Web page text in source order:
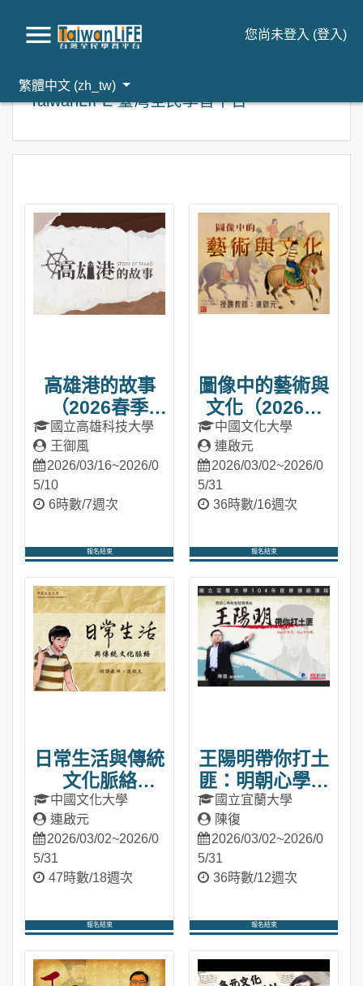
您尚未登入 (登入)
繁體中文 ‎(zh_tw)‎
TaiwanLIFE 臺灣全民學習平台
高雄港的故事
（2026春季
班）
國立高雄科技大學
王御風
2026/03/16~2026/0
5/10
6時數/7週次
報名結束
圖像中的藝術與
文化（2026春
季班）
中國文化大學
連啟元
2026/03/02~2026/0
5/31
36時數/16週次
報名結束
日常生活與傳統
文化脈絡
（2026春季
班）
中國文化大學
連啟元
2026/03/02~2026/0
5/31
47時數/18週次
報名結束
王陽明帶你打土
匪：明朝心學的
智慧發展史
（2026春季
班）
國立宜蘭大學
陳復
2026/03/02~2026/0
5/31
36時數/12週次
報名結束